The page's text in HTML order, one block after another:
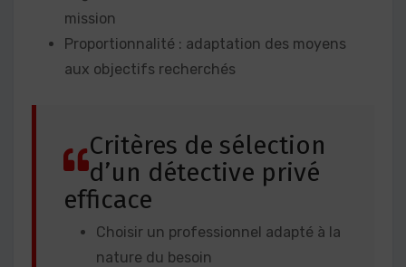
mission
Proportionnalité : adaptation des moyens
aux objectifs recherchés
Critères de sélection
d’un détective privé
efficace
Choisir un professionnel adapté à la
nature du besoin